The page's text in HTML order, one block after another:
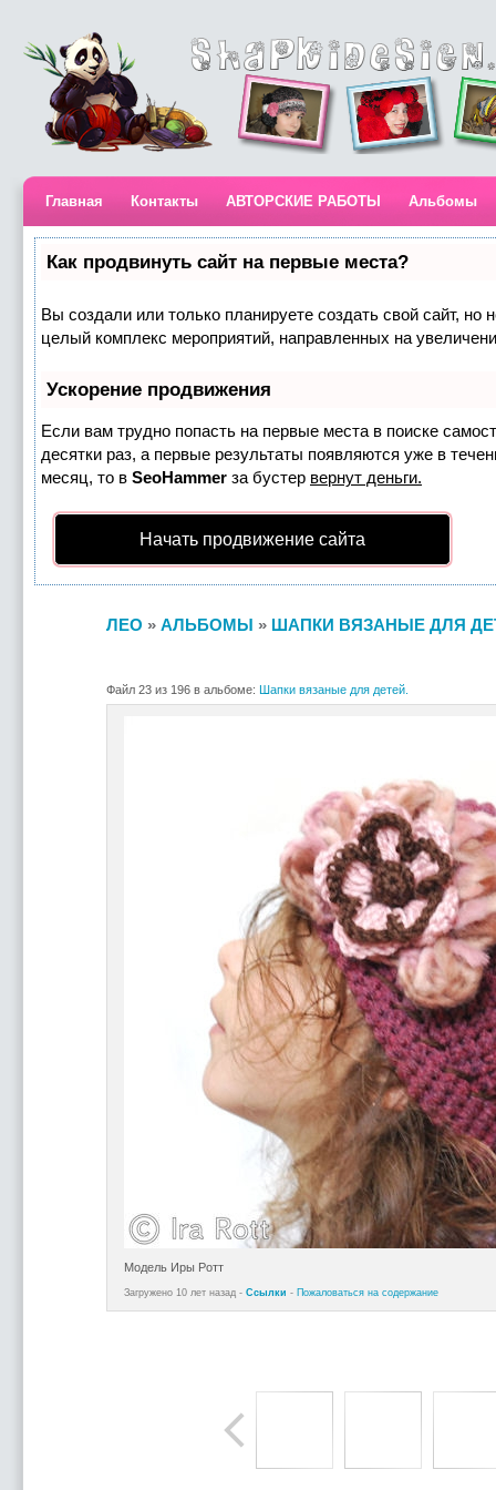
Главная Контакты АВТОРСКИЕ РАБОТЫ Альбомы
Как продвинуть сайт на первые места?
Вы создали или только планируете создать свой сайт, но
целый комплекс мероприятий, направленных на
Ускорение продвижения
Если вам трудно попасть на первые места в поиске
десятки раз, а первые результаты появляются уже в
месяц, то в SeoHammer за бустер вернут деньги.
Начать продвижение сайта
ЛЕО » АЛЬБОМЫ » ШАПКИ ВЯЗАНЫЕ ДЛЯ
Файл 23 из 196 в альбоме: Шапки вязаные для детей.
Модель Иры Ротт
Загружено 10 лет назад - Ссылки - Пожаловаться на содержание